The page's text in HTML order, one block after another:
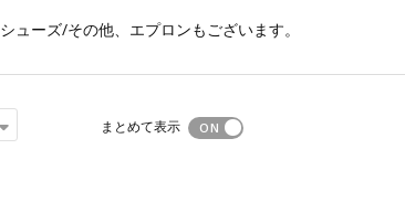
シューズ/その他、 エプロンもございます。
まとめて表示